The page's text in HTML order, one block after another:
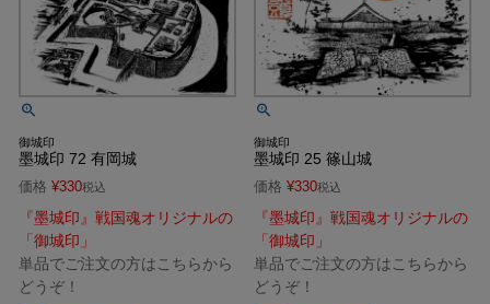
御城印
墨城印 72 有岡城
価格 ¥330税込
『墨城印』戦国魂オリジナルの
「御城印」
単品でご注文の方はこちらから
どうぞ！
御城印
墨城印 25 篠山城
価格 ¥330税込
『墨城印』戦国魂オリジナルの
「御城印」
単品でご注文の方はこちらから
どうぞ！